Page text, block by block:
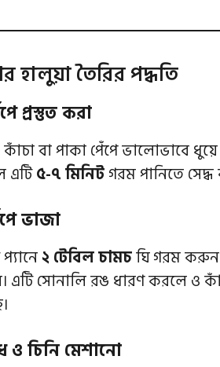
হালুয়া তৈরির পদ্ধতি
প্রস্তুত করা
কাঁচা বা পাকা পেঁপে ভালোভাবে
এটি৫-৭ মিনিটগরম পানিতে
ভাজা
২ টেবিল চামচঘি গরম
এটি সোনালি রঙ ধারণ করলে ও
ও চিনি মেশানো